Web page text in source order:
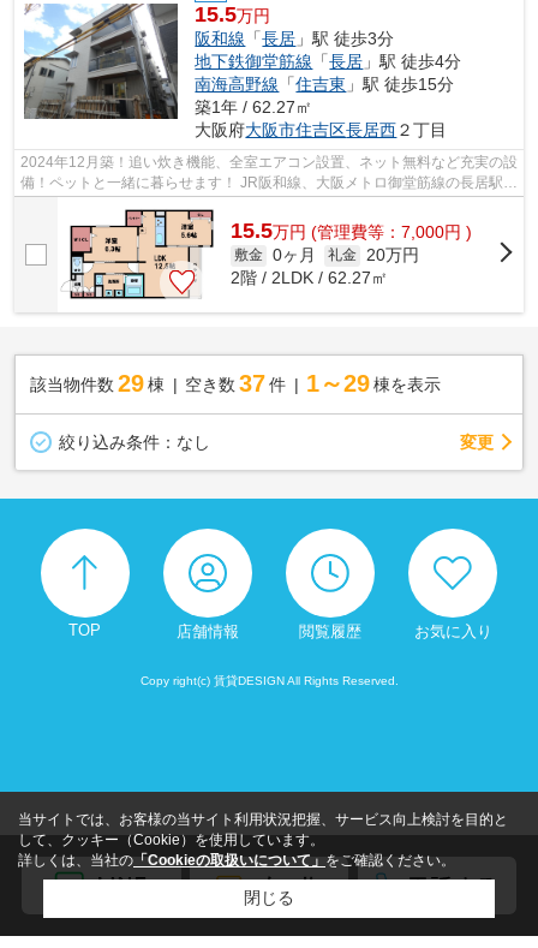
15.5万円
阪和線 「長居 」駅 徒歩3分
地下鉄御堂筋線 「長居 」駅 徒歩4分
南海高野線 「住吉東 」駅 徒歩15分
築1年 / 62.27㎡
大阪府大阪市住吉区長居西２丁目
2024年12月築！追い炊き機能、全室エアコン設置、ネット無料など充実の設
備！ペットと一緒に暮らせます！ JR阪和線、大阪メトロ御堂筋線の長居駅ま
で徒歩圏内！長居小学校区の物件で...
15.5万円 (管理費等：7,000円 )
敷金 0ヶ月 礼金 20万円
2階 / 2LDK / 62.27㎡
該当物件数 29棟 空き数 37 件 1～29 棟を表示
絞り込み条件： なし 変更
TOP 店舗情報 閲覧履歴 お気に入り
Copy right(c) 賃貸DESIGN All Rights Reserved.
当サイトでは、お客様の当サイト利用状況把握、サービス向上検討を目的と
して、クッキー（Cookie）を使用しています。
詳しくは、当社の 「Cookieの取扱いについて」 をご確認ください。
閉じる